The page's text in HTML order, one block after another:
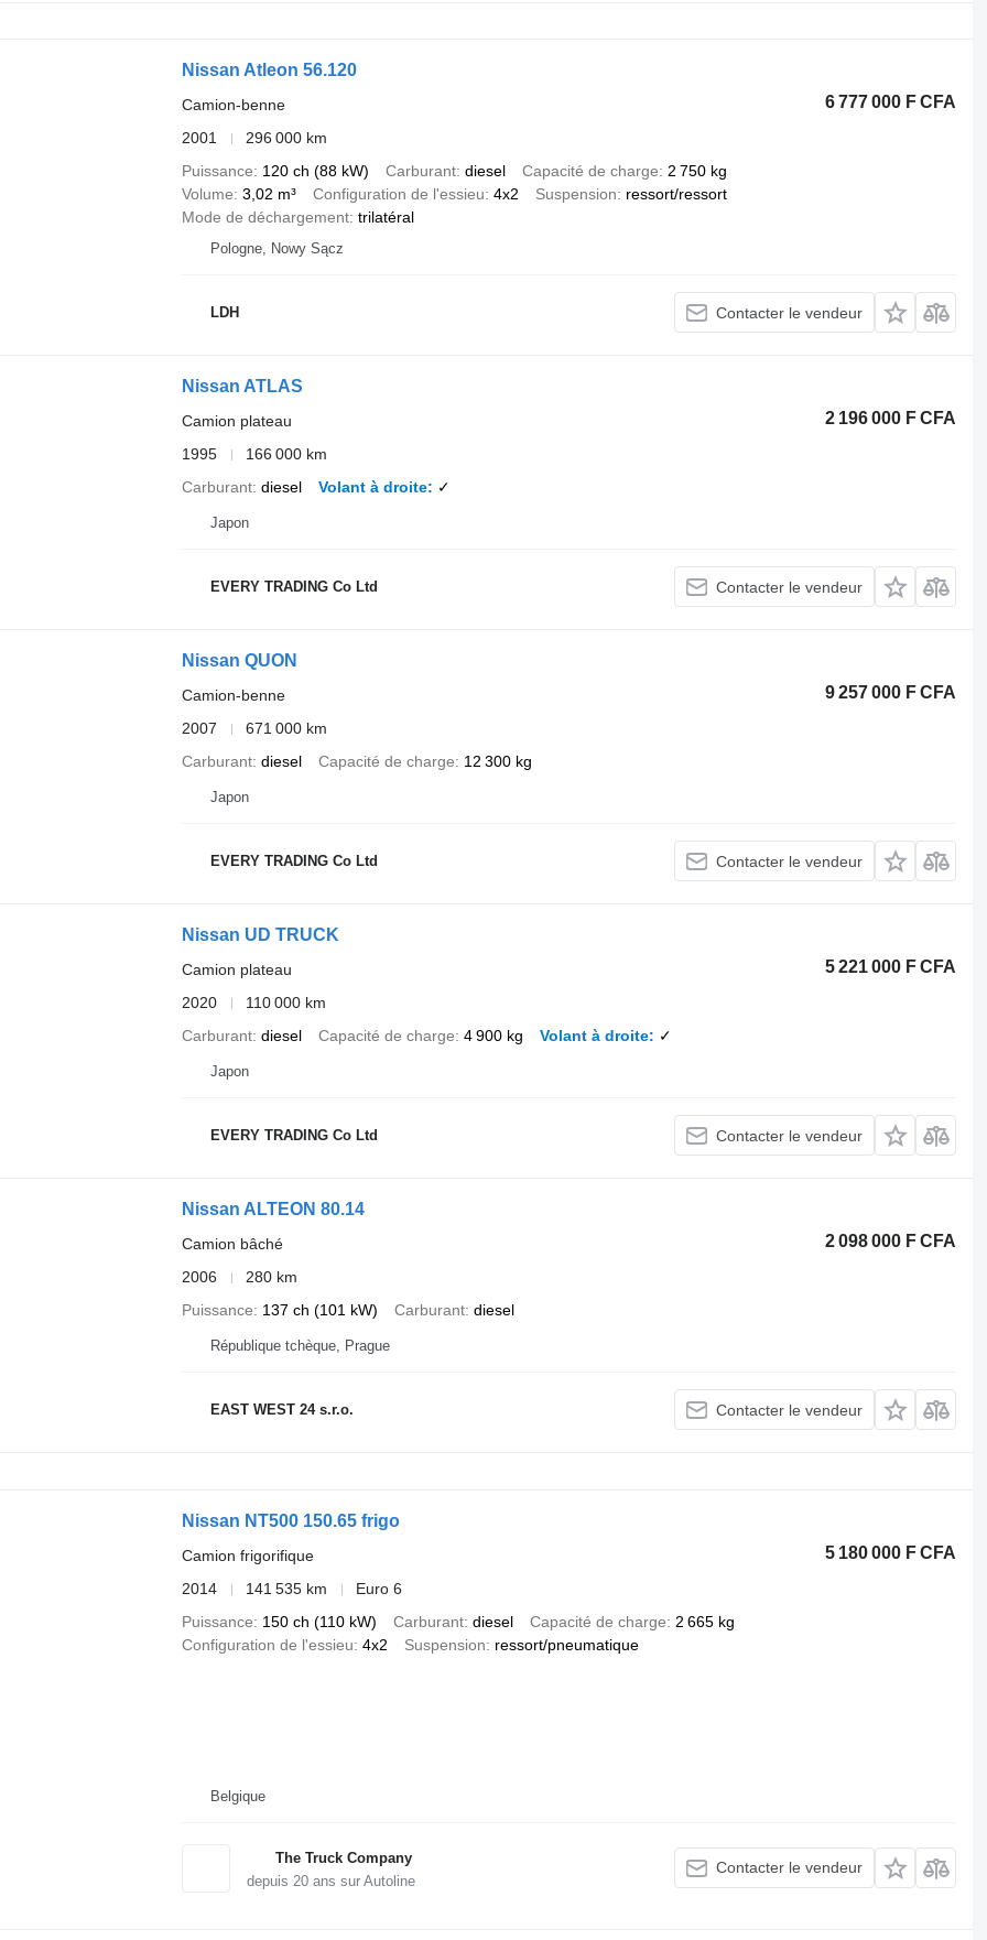
Nissan Atleon 56.120
6 777 000 F CFA
Camion-benne
2001
296 000 km
Puissance
120 ch (88 kW) Carburant diesel Capacité de charge 2 750 kg
Volume 3,02 m³ Configuration de l'essieu 4x2 Suspension
ressort/ressort
Mode de déchargement trilatéral
Pologne, Nowy Sącz
LDH Contacter le vendeur
Nissan ATLAS
2 196 000 F CFA
Camion plateau
1995
166 000 km
Carburant diesel Volant à droite ✓
Japon
EVERY TRADING Co Ltd Contacter le vendeur
Nissan QUON
9 257 000 F CFA
Camion-benne
2007
671 000 km
Carburant diesel Capacité de charge 12 300 kg
Japon
EVERY TRADING Co Ltd Contacter le vendeur
Nissan UD TRUCK
5 221 000 F CFA
Camion plateau
2020
110 000 km
Carburant diesel Capacité de charge 4 900 kg Volant à droite ✓
Japon
EVERY TRADING Co Ltd Contacter le vendeur
Nissan ALTEON 80.14
2 098 000 F CFA
Camion bâché
2006
280 km
Puissance
137 ch (101 kW) Carburant diesel
République tchèque, Prague
EAST WEST 24 s.r.o. Contacter le vendeur
Nissan NT500 150.65 frigo
5 180 000 F CFA
Camion frigorifique
2014
141 535 km
Euro 6
Puissance
150 ch (110 kW) Carburant diesel Capacité de charge
2 665 kg
Configuration de l'essieu 4x2 Suspension ressort/pneumatique
Belgique
The Truck Company
depuis 20ans sur Autoline
Contacter le vendeur